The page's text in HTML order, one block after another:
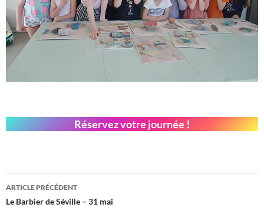
Réservez votre journée !
Navigation
des
ARTICLE PRÉCÉDENT
Le Barbier de Séville – 31 mai